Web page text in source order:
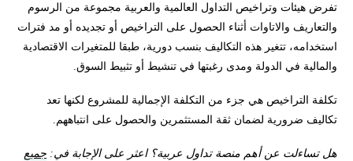
تفرض هيئات وتراخيص التداول العالمية والعربية مجموعة من الرسوم
والتعاريف والاتاوات أثناء الحصول على التراخيص أو تجديده أو مد فترات
استخدامه، تتغير هذه التكاليف بنسب دورية، طبقا للمتغيرات الاقتصادية
والمالية في الدولة ومدى رغبتها في تنشيط أو تثبيط السوق.
تكلفة التراخيص هي جزء من التكلفة الإجمالية للمشروع لكنها تعد
تكاليف ضرورية لضمان ثقة المستثمرين والحصول على انتباههم.
هل تساءلت عن أهم منصة تداول عربية؟ اعثر على الإجابة في: جميع